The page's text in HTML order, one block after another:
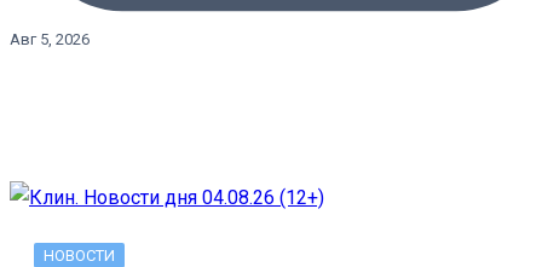
Авг 5, 2026
НОВОСТИ